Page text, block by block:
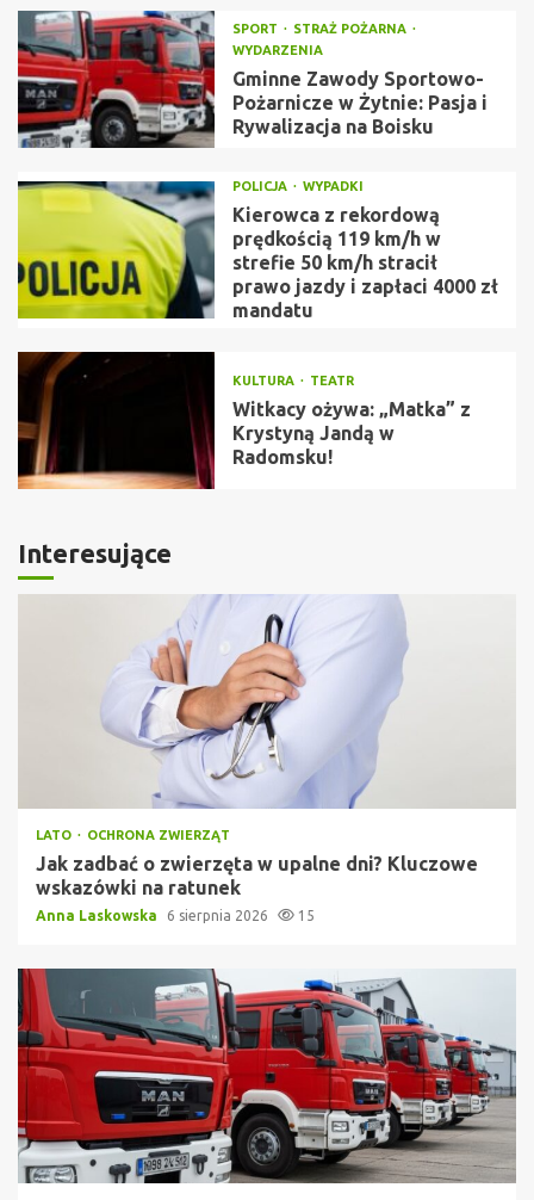
SPORT
STRAŻ POŻARNA
WYDARZENIA
Gminne Zawody Sportowo-
Pożarnicze w Żytnie: Pasja i
Rywalizacja na Boisku
POLICJA WYPADKI
Kierowca z rekordową
prędkością 119 km/h w
strefie 50 km/h stracił
prawo jazdy i zapłaci 4000 zł
mandatu
KULTURA TEATR
Witkacy ożywa: „Matka” z
Krystyną Jandą w
Radomsku!
Interesujące
LATO OCHRONA ZWIERZĄT
Jak zadbać o zwierzęta w upalne dni? Kluczowe
wskazówki na ratunek
Anna Laskowska 6 sierpnia 2026 15